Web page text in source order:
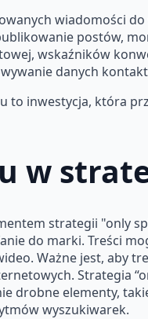
wiadomości
postów,
wskaźników
danych
inwestycja, która
w
strategii "only
do marki. Treści
Ważne jest, aby
Strategia
elementy,
wyszukiwarek.